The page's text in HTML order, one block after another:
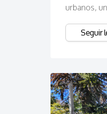
urbanos,
Seguir